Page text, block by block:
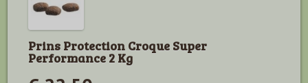
Prins Protection Croque Super
Performance 2 Kg